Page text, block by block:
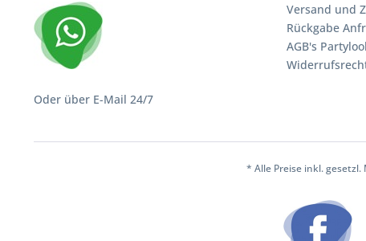
Oder über E-Mail 24/7
Versand und
Rückgabe
AGB's
* Alle Preise inkl.